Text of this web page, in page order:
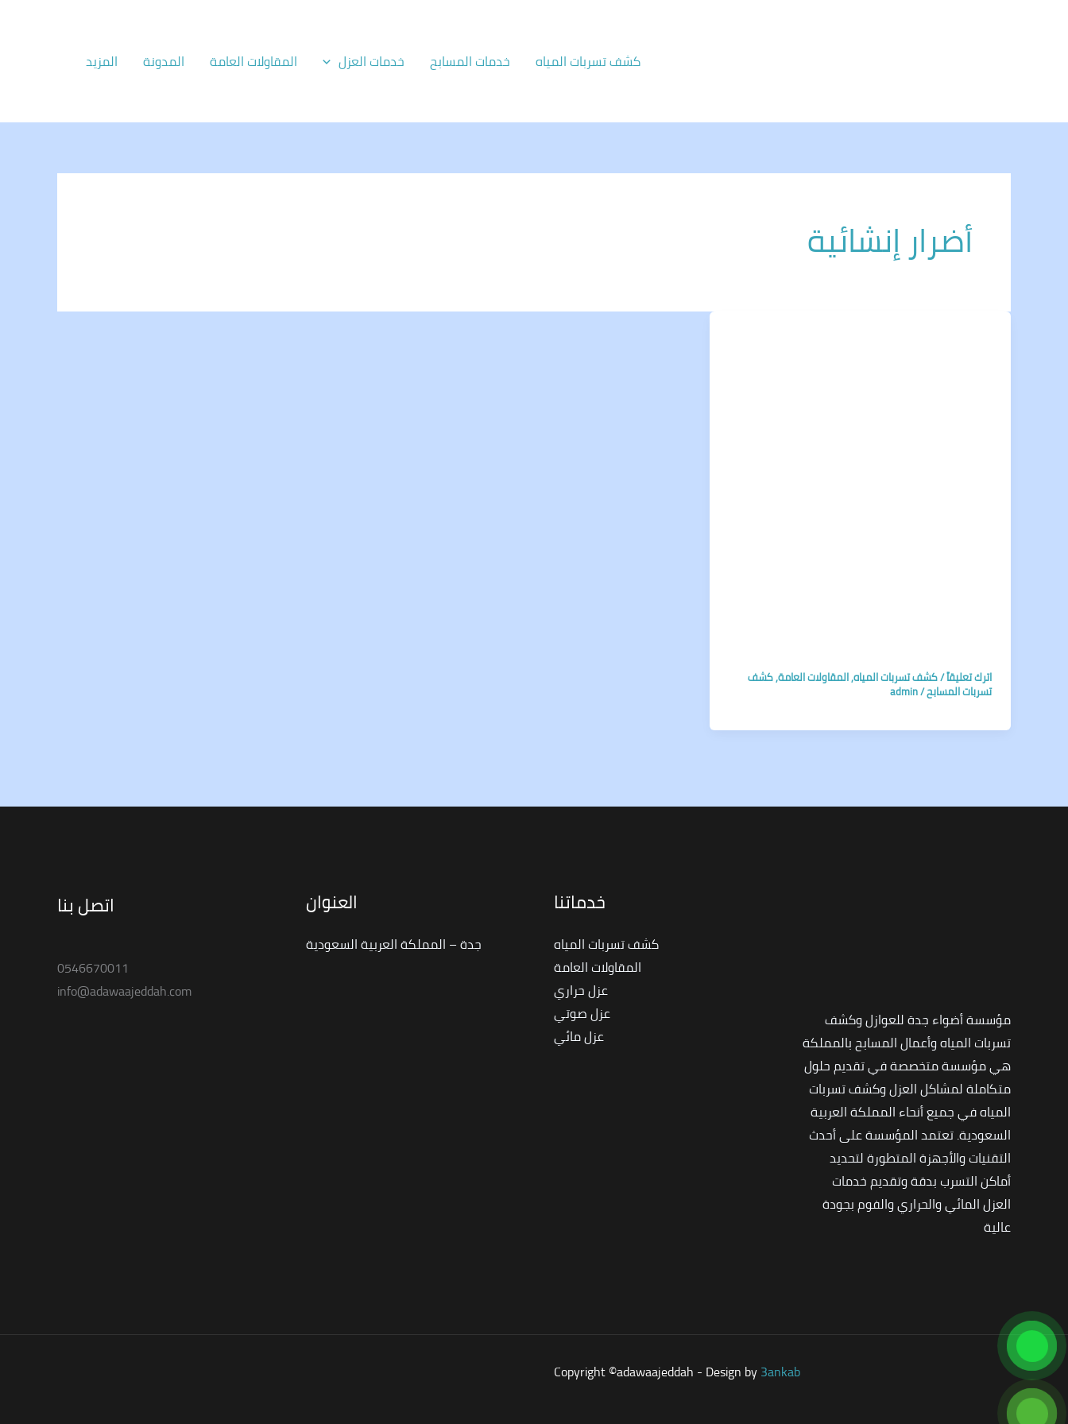
كشف تسربات المياه خدمات المسابح خدمات العزل المقاولات العامة المدونة المزيد
أضرار إنشائية
اترك تعليقاً/كشف تسربات المياه,المقاولات العامة,كشف
تسربات المسابح/
admin
مؤسسة أضواء جدة للعوازل وكشف
تسربات المياه وأعمال المسابح بالمملكة
هي مؤسسة متخصصة في تقديم حلول
متكاملة لمشاكل العزل وكشف تسربات
المياه في جميع أنحاء المملكة العربية
السعودية. تعتمد المؤسسة على أحدث
التقنيات والأجهزة المتطورة لتحديد
أماكن التسرب بدقة وتقديم خدمات
العزل المائي والحراري والفوم بجودة
عالية
خدماتنا
كشف تسربات المياه
المقاولات العامة
عزل حراري
عزل صوتي
عزل مائي
العنوان
جدة – المملكة العربية السعودية
اتصل بنا
Copyright ©adawaajeddah - Design by3ankab